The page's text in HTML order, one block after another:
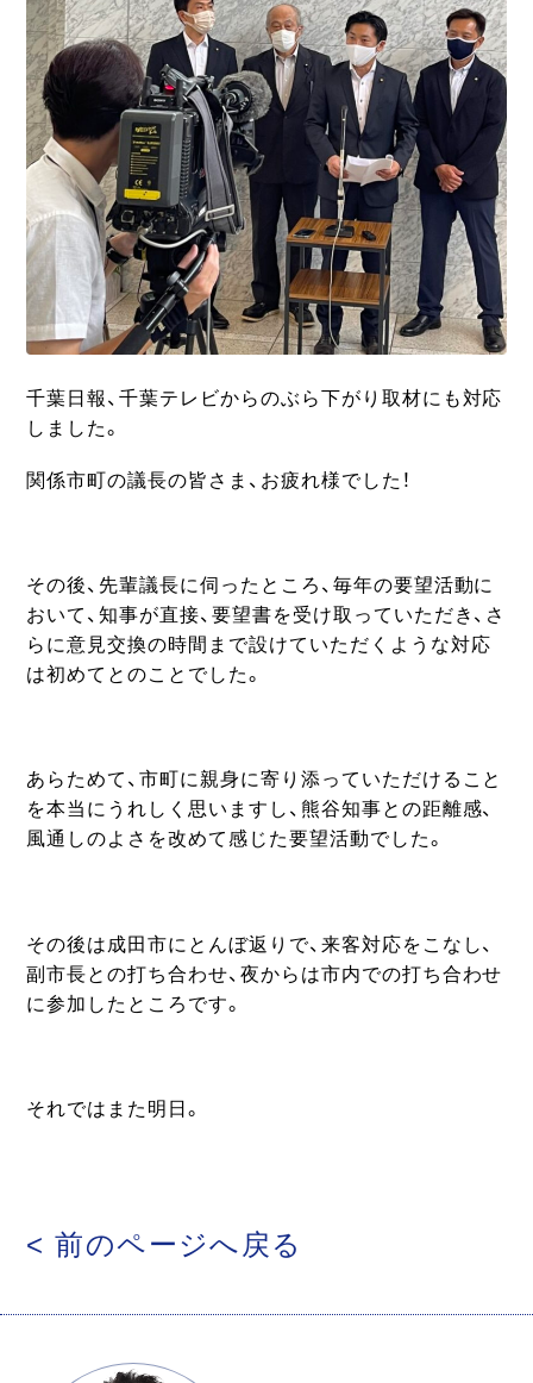
千葉日報、千葉テレビからのぶら下がり取材にも対応
しました。
関係市町の議長の皆さま、お疲れ様でした！
その後、先輩議長に伺ったところ、毎年の要望活動に
おいて、知事が直接、要望書を受け取っていただき、さ
らに意見交換の時間まで設けていただくような対応
は初めてとのことでした。
あらためて、市町に親身に寄り添っていただけること
を本当にうれしく思いますし、熊谷知事との距離感、
風通しのよさを改めて感じた要望活動でした。
その後は成田市にとんぼ返りで、来客対応をこなし、
副市長との打ち合わせ、夜からは市内での打ち合わせ
に参加したところです。
それではまた明日。
< 前のページへ戻る